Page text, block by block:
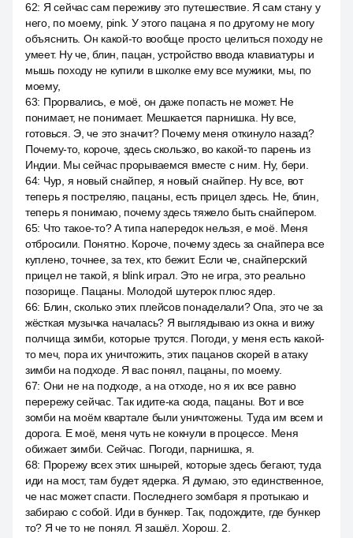
62: Я сейчас сам переживу это путешествие. Я сам стану у
него, по моему, pink. У этого пацана я по другому не могу
объяснить. Он какой-то вообще просто целиться походу не
умеет. Ну че, блин, пацан, устройство ввода клавиатуры и
мышь походу не купили в школке ему все мужики, мы, по
моему,
63: Прорвались, е моё, он даже попасть не может. Не
понимает, не понимает. Мешкается парнишка. Ну все,
готовься. Э, че это значит? Почему меня откинуло назад?
Почему-то, короче, здесь скользко, во какой-то парень из
Индии. Мы сейчас прорываемся вместе с ним. Ну, бери.
64: Чур, я новый снайпер, я новый снайпер. Ну все, вот
теперь я постреляю, пацаны, есть прицел здесь. Не, блин,
теперь я понимаю, почему здесь тяжело быть снайпером.
65: Что такое-то? А типа напередок нельзя, е моё. Меня
отбросили. Понятно. Короче, почему здесь за снайпера все
куплено, точнее, за тех, кто бежит. Если че, снайперский
прицел не такой, я blink играл. Это не игра, это реально
позорище. Пацаны. Молодой шутерок плюс ядер.
66: Блин, сколько этих плейсов понаделали? Опа, это че за
жёсткая музычка началась? Я выглядываю из окна и вижу
полчища зимби, которые трутся. Погоди, у меня есть какой-
то меч, пора их уничтожить, этих пацанов скорей в атаку
зимби на подходе. Я вас понял, пацаны, по моему.
67: Они не на подходе, а на отходе, но я их все равно
перережу сейчас. Так идите-ка сюда, пацаны. Вот и все
зомби на моём квартале были уничтожены. Туда им всем и
дорога. Е моё, меня чуть не кокнули в процессе. Меня
обижает зимби. Сейчас. Погоди, парнишка, я.
68: Прорежу всех этих шнырей, которые здесь бегают, туда
иди на мост, там будет ядерка. Я думаю, это единственное,
че нас может спасти. Последнего зомбаря я протыкаю и
забираю с собой. Иди в бункер. Так, подождите, где бункер
то? Я че то не понял. Я зашёл. Хорош. 2.